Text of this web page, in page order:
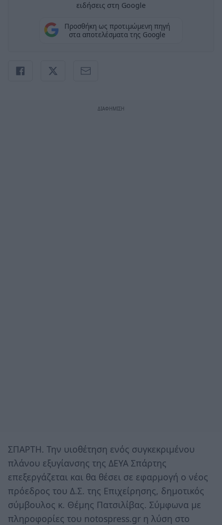
ειδήσεις στη Google
Προσθήκη ως προτιμώμενη πηγή
στα αποτελέσματα της Google
ΣΠΑΡΤΗ. Την υιοθέτηση ενός συγκεκριμένου
πλάνου εξυγίανσης της ΔΕΥΑ Σπάρτης
επεξεργάζεται και θα θέσει σε εφαρμογή ο νέος
πρόεδρος του Δ.Σ. της Επιχείρησης, δημοτικός
σύμβουλος κ. Θέμης Πατσιλίβας. Σύμφωνα με
πληροφορίες του notospress.gr η λύση στο